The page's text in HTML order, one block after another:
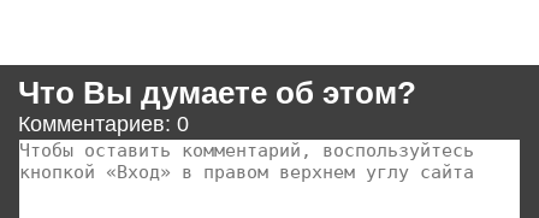
Что Вы думаете об этом?
Комментариев: 0